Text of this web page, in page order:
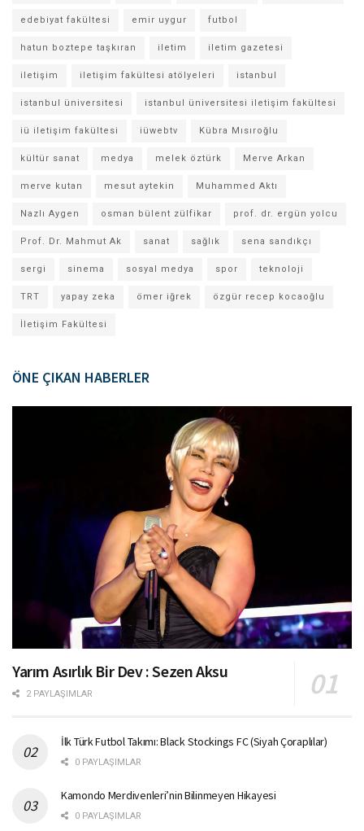
edebiyat fakültesi emir uygur futbol
hatun boztepe taşkıran iletim iletim gazetesi
iletişim iletişim fakültesi atölyeleri istanbul
istanbul üniversitesi istanbul üniversitesi iletişim fakültesi
iü iletişim fakültesi iüwebtv Kübra Mısıroğlu
kültür sanat medya melek öztürk Merve Arkan
merve kutan mesut aytekin Muhammed Aktı
Nazlı Aygen osman bülent zülfikar prof. dr. ergün yolcu
Prof. Dr. Mahmut Ak sanat sağlık sena sandıkçı
sergi sinema sosyal medya spor teknoloji
TRT yapay zeka ömer iğrek özgür recep kocaoğlu
İletişim Fakültesi
ÖNE ÇIKAN HABERLER
Yarım Asırlık Bir Dev : Sezen Aksu
2 PAYLAŞIMLAR
İlk Türk Futbol Takımı: Black Stockings FC (Siyah Çoraplılar)
0 PAYLAŞIMLAR
Kamondo Merdivenleri’nin Bilinmeyen Hikayesi
0 PAYLAŞIMLAR